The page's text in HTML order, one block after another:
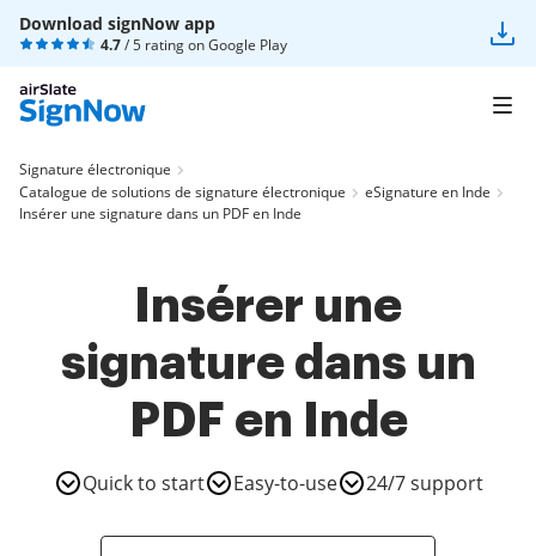
Download signNow app
4.7/ 5 rating onGoogle Play
Signature électronique
Catalogue de solutions de signature électronique
eSignature en Inde
Insérer une signature dans un PDF en Inde
Insérer une
signature dans un
PDF en Inde
Quick to start Easy-to-use 24/7 support